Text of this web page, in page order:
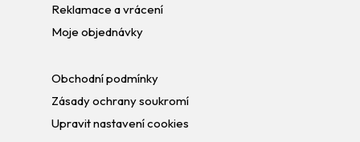
Reklamace a vrácení
Moje objednávky
Obchodní podmínky
Zásady ochrany soukromí
Upravit nastavení cookies